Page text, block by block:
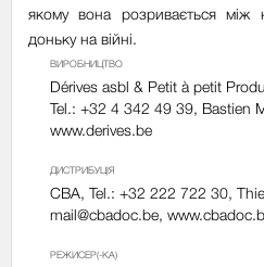
якому вона розривається між
доньку на війні.
ВИРОБНИЦТВО
Dérives asbl & Petit à petit
Tel.: +32 4 342 49 39, Bastien
www.derives.be
ДИСТРИБУЦІЯ
CBA, Tel.: +32 222 722 30,
mail@cbadoc.be,
РЕЖИСЕР(-КА)